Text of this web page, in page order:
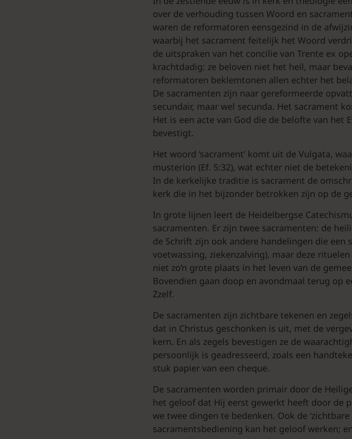
over de verhouding tussen Woord en
waren de reformatoren eensgezind in de
waarbij het sacrament feitelijk het Woord
de uitspraken van het concilie van Trente ex
krachtdadig: ze beloven niet het heil, maar
reformatoren beklemtonen allen echter het
De sacramenten zijn naar gereformeerde
secundair, maar wel secunda. Het sacrament
Het is een acte van God die de belofte van het
bevestigt.
Het woord ‘sacrament’ komt uit de Vulgata,
musterion (Ef. 5:32), wat echter niet de
In de kerkelijke traditie is sacrament de
kerk die in het bijzonder betrokken zijn op de
In grote lijnen leert de Heidelbergse
sacramenten. Er zijn twee sacramenten: de
de Schrift zijn ook andere handelingen die een
voetwassing, ziekenzalving), maar deze
niet zo’n grote plaats in het leven van de
Bovendien gaan doop en avondmaal terug op
Zzelf.
De sacramenten zijn zichtbare tekenen en
dat in Christus geschonken is uit, met de
kern. En als zegels bevestigen ze de
persoonlijk is geadresseerd, zoals een
stuk papier van een cheque.
De sacramenten worden primair door de
het geloof dat Hij eerst gewerkt heeft door de
we twee dingen te bedenken. Ook de
sacramentsbediening kan het geloof werken;